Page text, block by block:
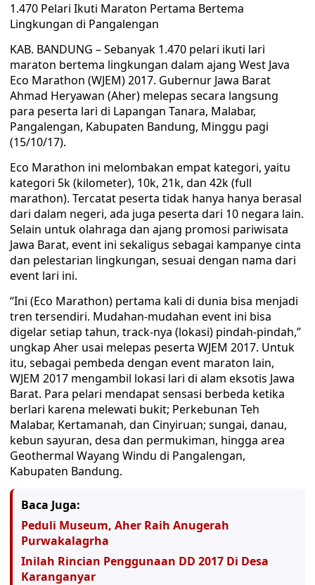
1.470 Pelari Ikuti Maraton Pertama Bertema
Lingkungan di Pangalengan
KAB. BANDUNG – Sebanyak 1.470 pelari ikuti lari
maraton bertema lingkungan dalam ajang West Java
Eco Marathon (WJEM) 2017. Gubernur Jawa Barat
Ahmad Heryawan (Aher) melepas secara langsung
para peserta lari di Lapangan Tanara, Malabar,
Pangalengan, Kabupaten Bandung, Minggu pagi
(15/10/17).
Eco Marathon ini melombakan empat kategori, yaitu
kategori 5k (kilometer), 10k, 21k, dan 42k (full
marathon). Tercatat peserta tidak hanya hanya berasal
dari dalam negeri, ada juga peserta dari 10 negara lain.
Selain untuk olahraga dan ajang promosi pariwisata
Jawa Barat, event ini sekaligus sebagai kampanye cinta
dan pelestarian lingkungan, sesuai dengan nama dari
event lari ini.
“Ini (Eco Marathon) pertama kali di dunia bisa menjadi
tren tersendiri. Mudahan-mudahan event ini bisa
digelar setiap tahun, track-nya (lokasi) pindah-pindah,”
ungkap Aher usai melepas peserta WJEM 2017. Untuk
itu, sebagai pembeda dengan event maraton lain,
WJEM 2017 mengambil lokasi lari di alam eksotis Jawa
Barat. Para pelari mendapat sensasi berbeda ketika
berlari karena melewati bukit; Perkebunan Teh
Malabar, Kertamanah, dan Cinyiruan; sungai, danau,
kebun sayuran, desa dan permukiman, hingga area
Geothermal Wayang Windu di Pangalengan,
Kabupaten Bandung.
Baca Juga:
Peduli Museum, Aher Raih Anugerah
Purwakalagrha
Inilah Rincian Penggunaan DD 2017 Di Desa
Karanganyar